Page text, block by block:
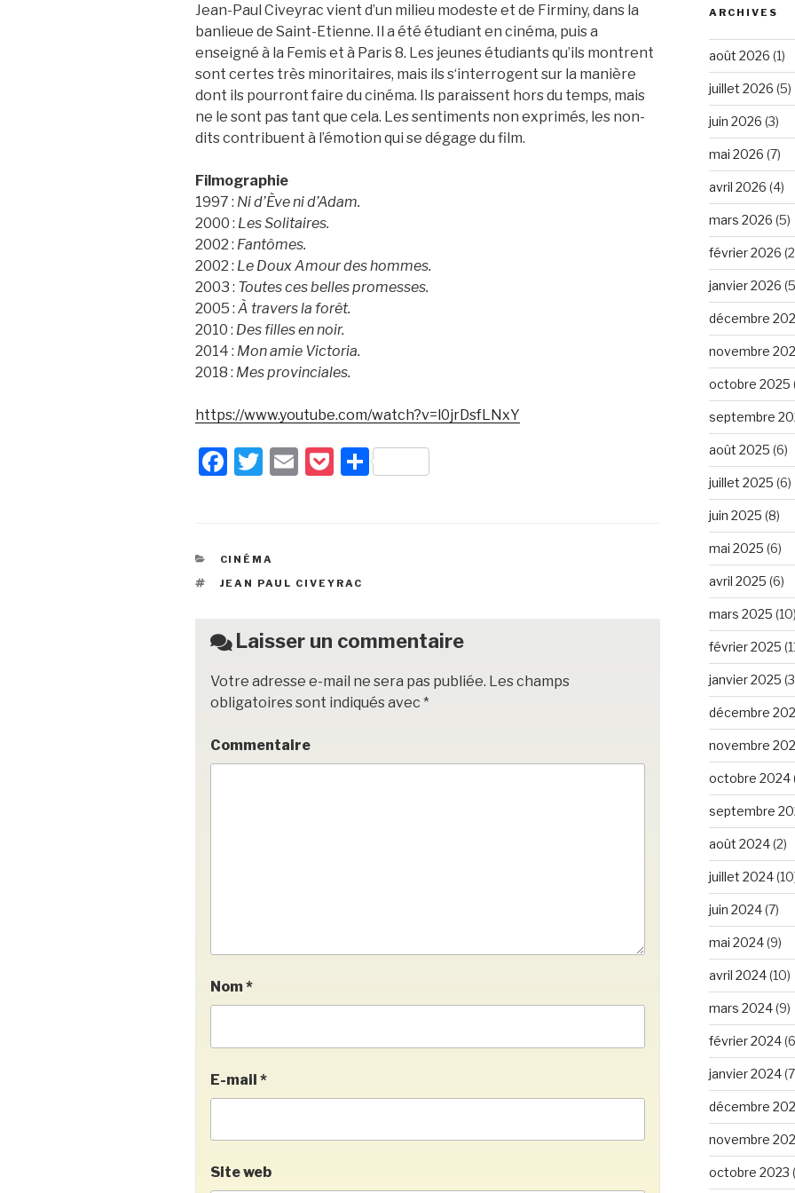
Jean-Paul Civeyrac vient d’un milieu modeste et de Firminy, dans la
banlieue de Saint-Etienne. Il a été étudiant en cinéma, puis a
enseigné à la Femis et à Paris 8. Les jeunes étudiants qu’ils montrent
sont certes très minoritaires, mais ils s‘interrogent sur la manière
dont ils pourront faire du cinéma. Ils paraissent hors du temps, mais
ne le sont pas tant que cela. Les sentiments non exprimés, les non-
dits contribuent à l’émotion qui se dégage du film.
Filmographie
1997 : Ni d’Ève ni d’Adam.
2000 : Les Solitaires.
2002 : Fantômes.
2002 : Le Doux Amour des hommes.
2003 : Toutes ces belles promesses.
2005 : À travers la forêt.
2010 : Des filles en noir.
2014 : Mon amie Victoria.
2018 : Mes provinciales.
https://www.youtube.com/watch?v=l0jrDsfLNxY
F
e
b
o
k
T
er
E
P
et
P
CATÉGORIES
CINÉMA
ÉTIQUETTES
JEAN PAUL CIVEYRAC
Laisser un commentaire
Votre adresse e-mail ne sera pas publiée. Les champs
obligatoires sont indiqués avec *
Commentaire
Nom*
E-mail *
Site web
ARCHIVES
août 2026 (1)
juillet 2026 (5)
juin 2026 (3)
mai 2026 (7)
avril 2026 (4)
mars 2026 (5)
février 2026
janvier 2026
décembre
novembre
octobre 2025
septembre
août 2025 (6)
juillet 2025 (6)
juin 2025 (8)
mai 2025 (6)
avril 2025 (6)
mars 2025
février 2025
janvier 2025
décembre
novembre
octobre 2024
septembre
août 2024(2)
juillet 2024
juin 2024(7)
mai 2024(9)
avril 2024(10)
mars 2024(9)
février 2024
janvier 2024
décembre
novembre
octobre 2023